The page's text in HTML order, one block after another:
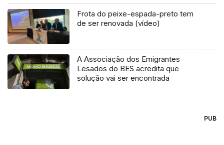
Frota do peixe-espada-preto tem
de ser renovada (vídeo)
A Associação dos Emigrantes
Lesados do BES acredita que
solução vai ser encontrada
PUB